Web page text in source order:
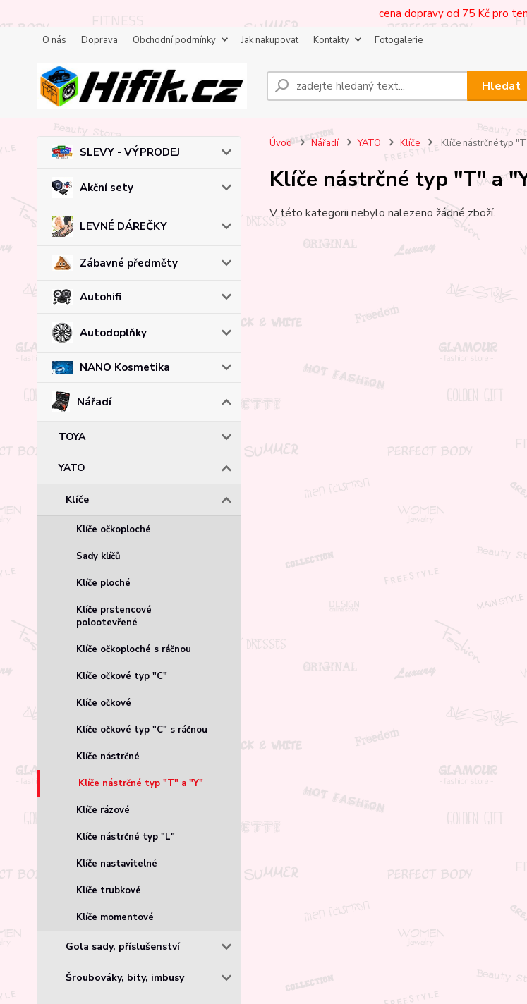
cena dopravy od 75 Kč pro
O nás Doprava Obchodní podmínky Jak nakupovat Kontakty Fotogalerie
Hledat
SLEVY - VÝPRODEJ
Akční sety
LEVNÉ DÁREČKY
Zábavné předměty
Autohifi
Autodoplňky
NANO Kosmetika
Nářadí
TOYA
YATO
Klíče
Klíče očkoploché
Sady klíčů
Klíče ploché
Klíče prstencové
polootevřené
Klíče očkoploché s ráčnou
Klíče očkové typ "C"
Klíče očkové
Klíče očkové typ "C" s ráčnou
Klíče nástrčné
Klíče nástrčné typ "T" a "Y"
Klíče rázové
Klíče nástrčné typ "L"
Klíče nastavitelné
Klíče trubkové
Klíče momentové
Gola sady, příslušenství
Šroubováky, bity, imbusy
Úvod Nářadí YATO Klíče Klíče nástrčné typ
Klíče nástrčné typ "T" a
V této kategorii nebylo nalezeno žádné zboží.